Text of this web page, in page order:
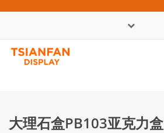
大理石盒PB103亚克力盒